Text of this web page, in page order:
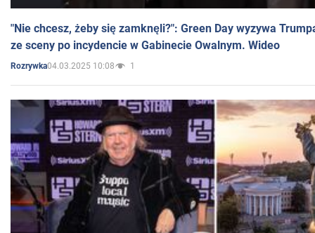
"Nie chcesz, żeby się zamknęli?": Green Day wyzywa
ze sceny po incydencie w Gabinecie Owalnym. Wideo
Rozrywka04.03.2025 10:08 1